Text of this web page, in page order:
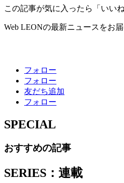
この記事が気に入ったら「いい
Web LEONの最新ニュースをお届
フォロー
フォロー
友だち追加
フォロー
SPECIAL
おすすめの記事
SERIES：連載